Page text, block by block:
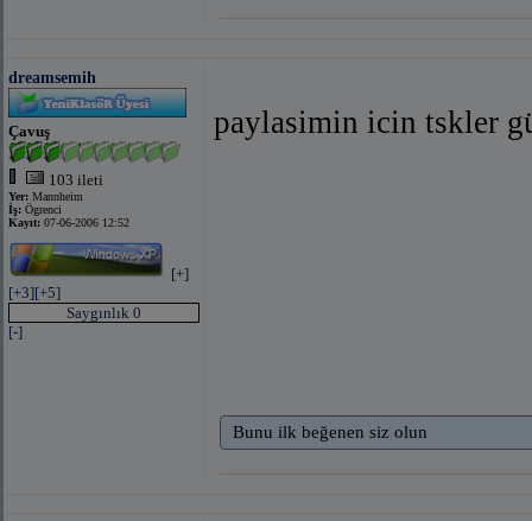
dreamsemih
Çavuş
103 ileti
Yer: Mannheim
İş: Ögrenci
Kayıt: 07-06-2006 12:52
[+]
[+3][+5]
Saygınlık 0
[-]
paylasimin icin tskler
Bunu ilk beğenen siz olun